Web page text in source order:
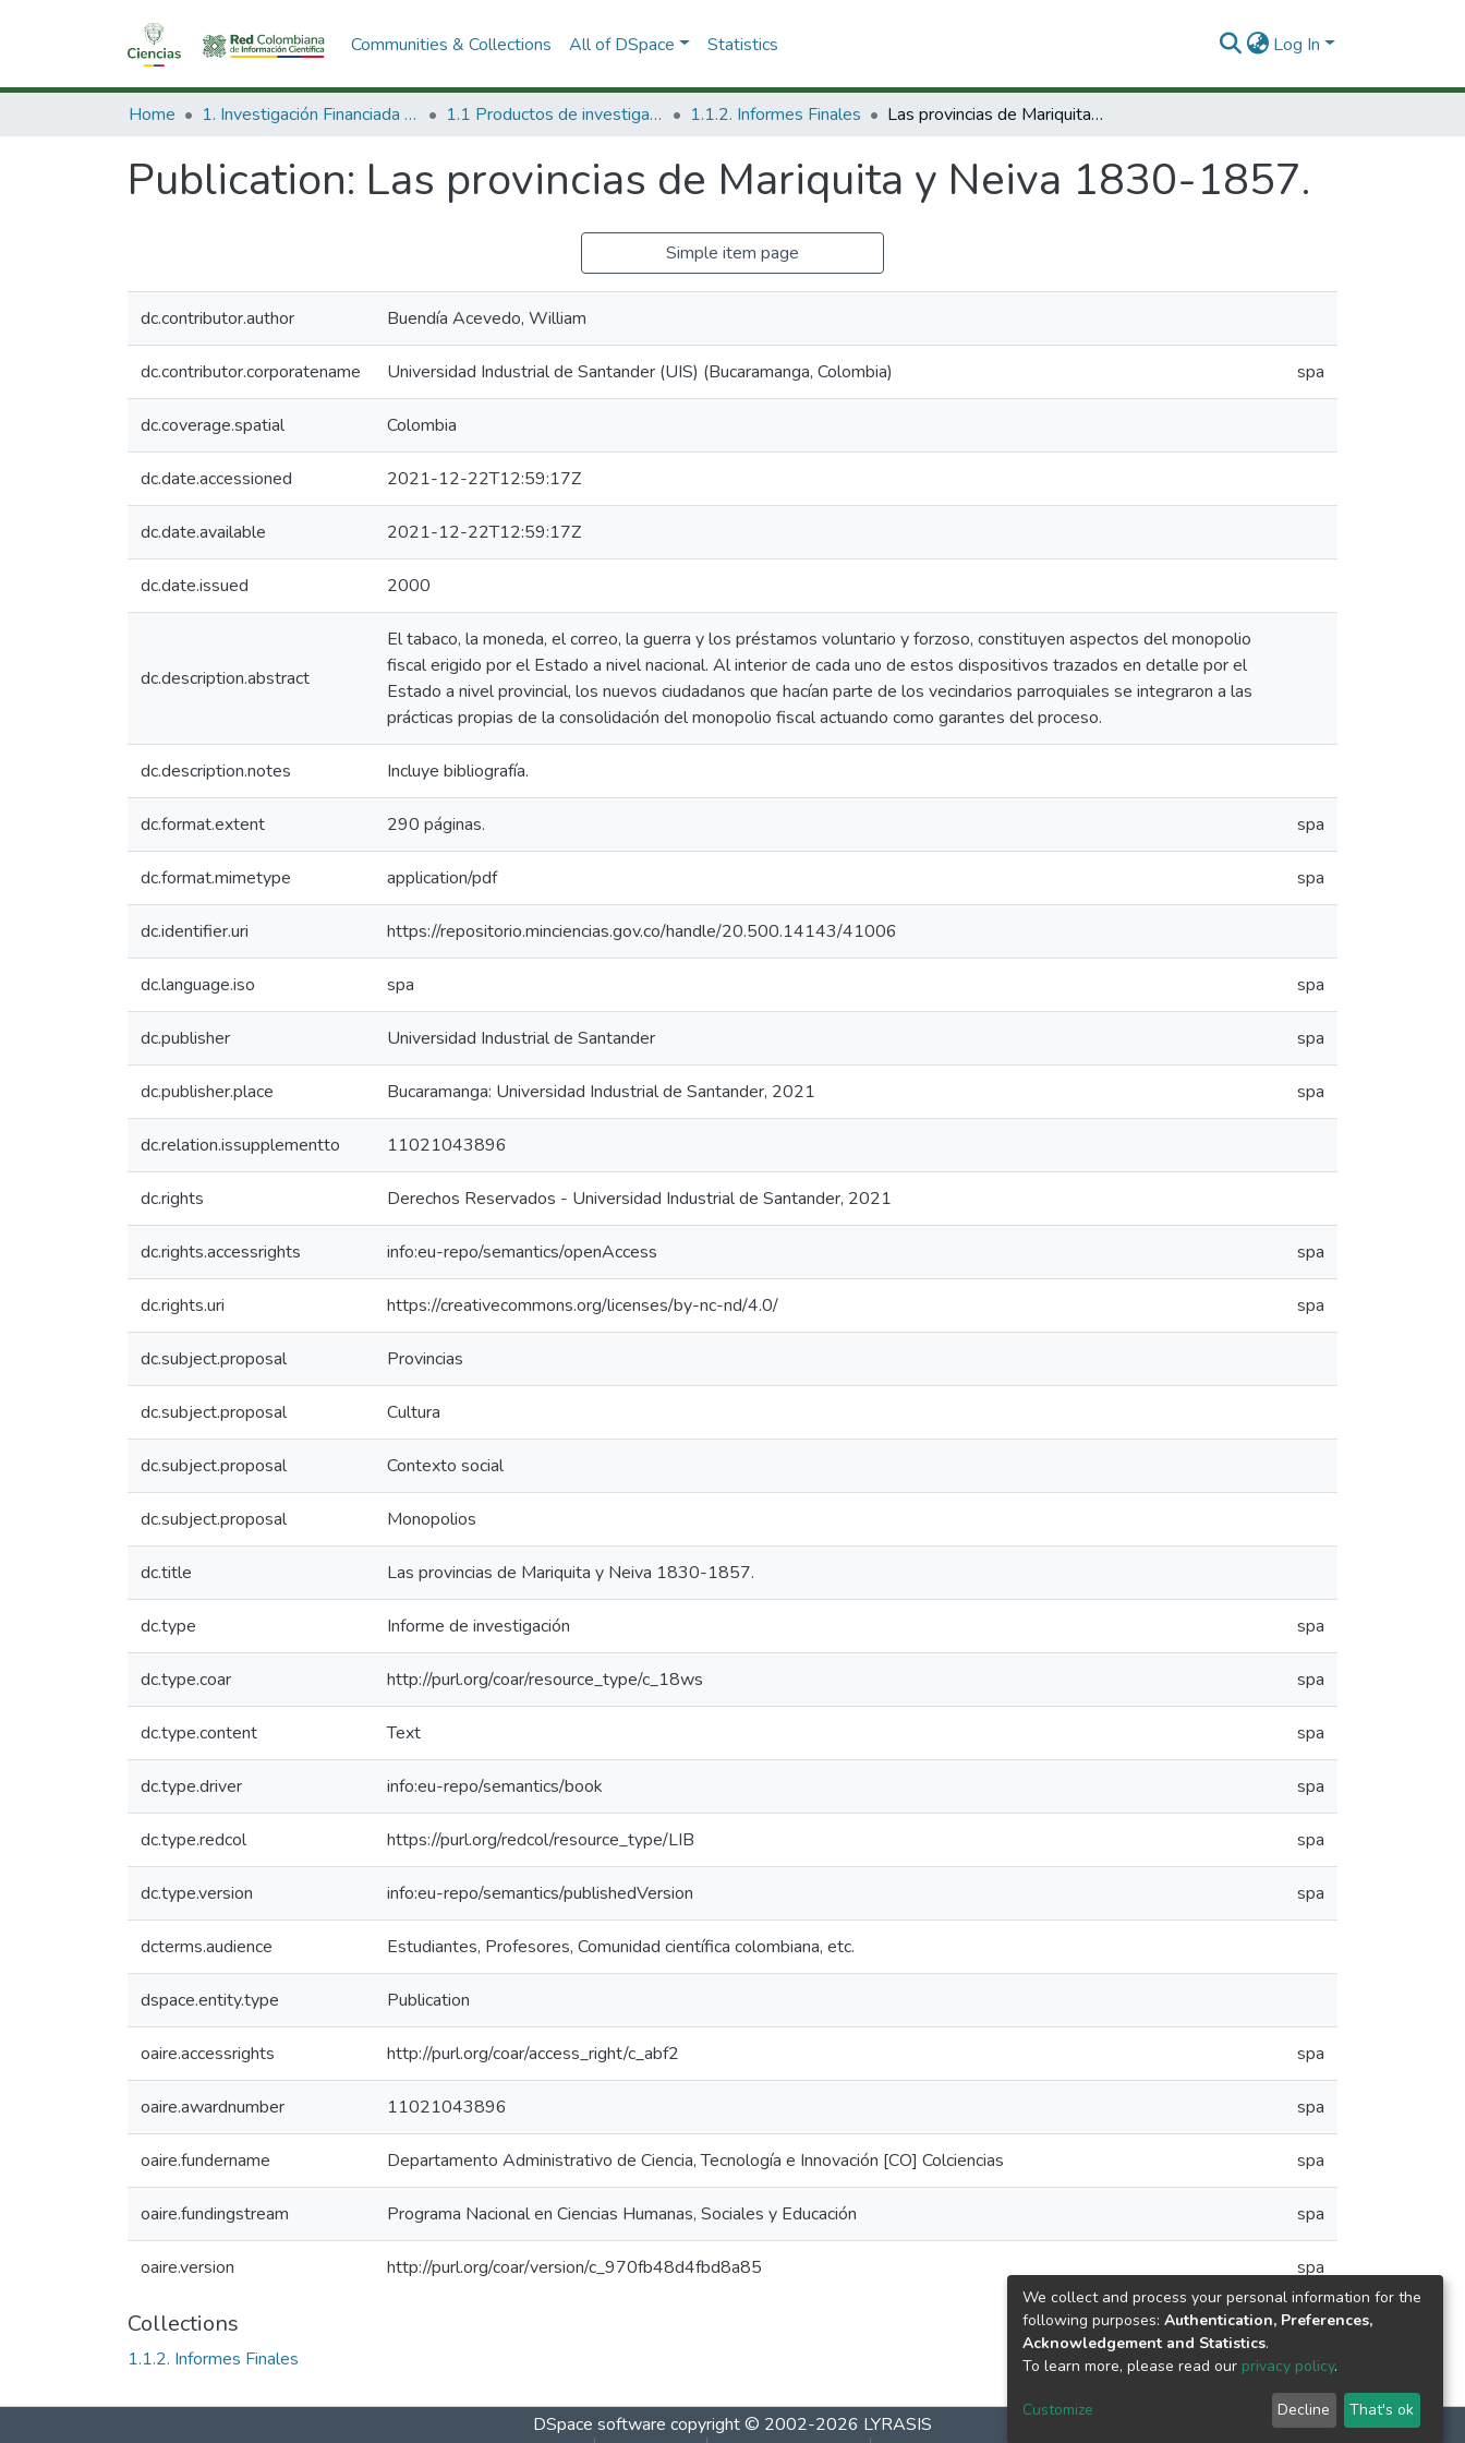
Communities & Collections All of DSpace Statistics Log In
Home 1. Investigación Financiada con Recursos Públicos 1.1 Productos de investigación 1.1.2. Informes Finales Las provincias de Mariquita y Neiva 1830-1857.
Publication: Las provincias de Mariquita y Neiva 1830-1857.
Simple item page
dc.contributor.author Buendía Acevedo, William
dc.contributor.corporatename Universidad Industrial de Santander (UIS) (Bucaramanga, Colombia) spa
dc.coverage.spatial Colombia
dc.date.accessioned 2021-12-22T12:59:17Z
dc.date.available 2021-12-22T12:59:17Z
dc.date.issued 2000
dc.description.abstract
El tabaco, la moneda, el correo, la guerra y los préstamos voluntario y forzoso, constituyen aspectos del monopolio
fiscal erigido por el Estado a nivel nacional. Al interior de cada uno de estos dispositivos trazados en detalle por el
Estado a nivel provincial, los nuevos ciudadanos que hacían parte de los vecindarios parroquiales se integraron a las
prácticas propias de la consolidación del monopolio fiscal actuando como garantes del proceso.
dc.description.notes Incluye bibliografía.
dc.format.extent 290 páginas. spa
dc.format.mimetype application/pdf spa
dc.identifier.uri https://repositorio.minciencias.gov.co/handle/20.500.14143/41006
dc.language.iso spa spa
dc.publisher Universidad Industrial de Santander spa
dc.publisher.place Bucaramanga: Universidad Industrial de Santander, 2021 spa
dc.relation.issupplementto 11021043896
dc.rights Derechos Reservados - Universidad Industrial de Santander, 2021
dc.rights.accessrights info:eu-repo/semantics/openAccess spa
dc.rights.uri https://creativecommons.org/licenses/by-nc-nd/4.0/ spa
dc.subject.proposal Provincias
dc.subject.proposal Cultura
dc.subject.proposal Contexto social
dc.subject.proposal Monopolios
dc.title Las provincias de Mariquita y Neiva 1830-1857.
dc.type Informe de investigación spa
dc.type.coar http://purl.org/coar/resource_type/c_18ws spa
dc.type.content Text spa
dc.type.driver info:eu-repo/semantics/book spa
dc.type.redcol https://purl.org/redcol/resource_type/LIB spa
dc.type.version info:eu-repo/semantics/publishedVersion spa
dcterms.audience Estudiantes, Profesores, Comunidad científica colombiana, etc.
dspace.entity.type Publication
oaire.accessrights http://purl.org/coar/access_right/c_abf2 spa
oaire.awardnumber 11021043896 spa
oaire.fundername Departamento Administrativo de Ciencia, Tecnología e Innovación [CO] Colciencias spa
oaire.fundingstream Programa Nacional en Ciencias Humanas, Sociales y Educación spa
oaire.version http://purl.org/coar/version/c_970fb48d4fbd8a85 spa
Collections
1.1.2. Informes Finales
DSpace software copyright © 2002-2026 LYRASIS
We collect and process your personal information for the
following purposes: Authentication, Preferences,
Acknowledgement and Statistics.
To learn more, please read our privacy policy.
Customize Decline That's ok